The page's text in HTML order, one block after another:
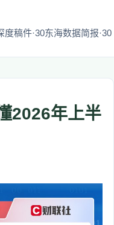
度稿件·30东海数据简报·30
2026年上半